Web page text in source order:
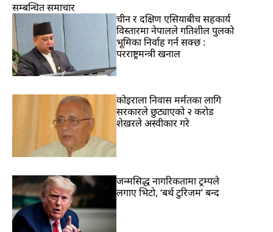
सम्बन्धित समाचार
चीन र दक्षिण एसियाबीच सहकार्य
विस्तारमा नेपालले गतिशील पुलको
भूमिका निर्वाह गर्न सक्छ :
परराष्ट्रमन्त्री खनाल
कोइराला निवास मर्मतका लागि
सरकारले छुट्याएको २ करोड
शेखरले अस्वीकार गरे
जन्मसिद्ध नागरिकतामा ट्रम्पले
लगाए भिटो, ‘बर्थ टुरिजम’ बन्द